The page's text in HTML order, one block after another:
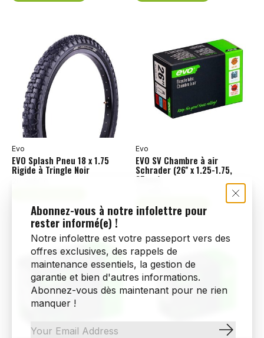
Evo
EVO Splash Pneu 18 x 1.75
Rigide à Tringle Noir
Evo
EVO SV Chambre à air
Schrader (26'' x 1.25-1.75,
35mm)
Abonnez-vous à notre infolettre pour
rester informé(e) !
Notre infolettre est votre passeport vers des
offres exclusives, des rappels de
maintenance essentiels, la gestion de
garantie et bien d'autres informations.
Abonnez-vous dès maintenant pour ne rien
manquer !